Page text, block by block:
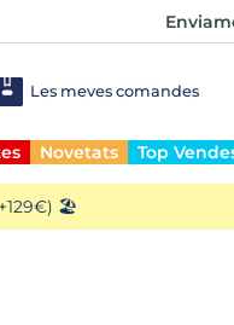
Les meves comandes
Novetats Top
🏖️